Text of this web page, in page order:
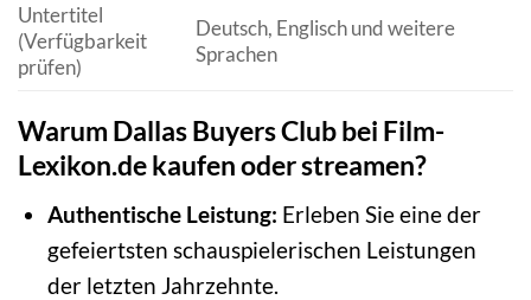
Untertitel
(Verfügbarkeit
prüfen)
Deutsch, Englisch und weitere
Sprachen
Warum Dallas Buyers Club bei Film-
Lexikon.de kaufen oder streamen?
Authentische Leistung: Erleben Sie eine der
gefeiertsten schauspielerischen Leistungen
der letzten Jahrzehnte.